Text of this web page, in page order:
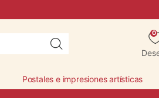
0
Postales e impresiones artísticas